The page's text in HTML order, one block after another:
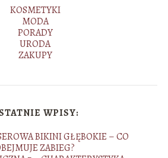
KOSMETYKI
MODA
PORADY
URODA
ZAKUPY
WPISY:
BIKINI GŁĘBOKIE – CO
ZABIEG?